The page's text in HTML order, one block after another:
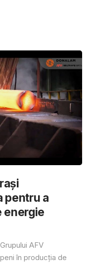
pentru a
energie
AFV
în producția de